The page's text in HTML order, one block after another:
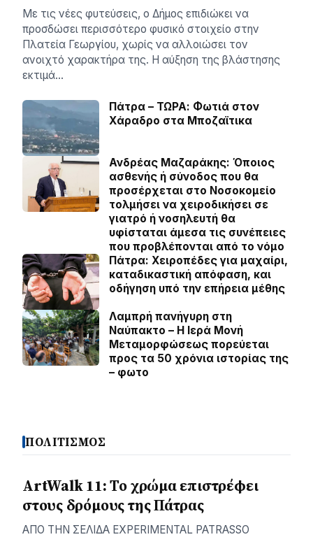
Με τις νέες φυτεύσεις, ο Δήμος επιδιώκει να
προσδώσει περισσότερο φυσικό στοιχείο στην
Πλατεία Γεωργίου, χωρίς να αλλοιώσει τον
ανοιχτό χαρακτήρα της. Η αύξηση της βλάστησης
εκτιμά…
Πάτρα – ΤΩΡΑ: Φωτιά στον
Χάραδρο στα Μποζαϊτικα
Ανδρέας Μαζαράκης: Όποιος
ασθενής ή σύνοδος που θα
προσέρχεται στο Νοσοκομείο
τολμήσει να χειροδικήσει σε
γιατρό ή νοσηλευτή θα
υφίσταται άμεσα τις συνέπειες
που προβλέπονται από το νόμο
Πάτρα: Χειροπέδες για μαχαίρι,
καταδικαστική απόφαση, και
οδήγηση υπό την επήρεια μέθης
Λαμπρή πανήγυρη στη
Ναύπακτο – Η Ιερά Μονή
Μεταμορφώσεως πορεύεται
προς τα 50 χρόνια ιστορίας της
– φωτο
ΠΟΛΙΤΙΣΜΟΣ
ArtWalk 11: Το χρώμα επιστρέφει
στους δρόμους της Πάτρας
AΠΟ ΤΗΝ ΣΕΛΙΔΑ EXPERIMENTAL PATRASSO